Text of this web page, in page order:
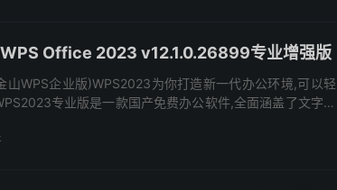
Office 2023 v12.1.0.26899专业增强版
WPS企业版)WPS2023为你打造新一代办公环境,可以轻
专业版是一款国产免费办公软件,全面涵盖了文字处